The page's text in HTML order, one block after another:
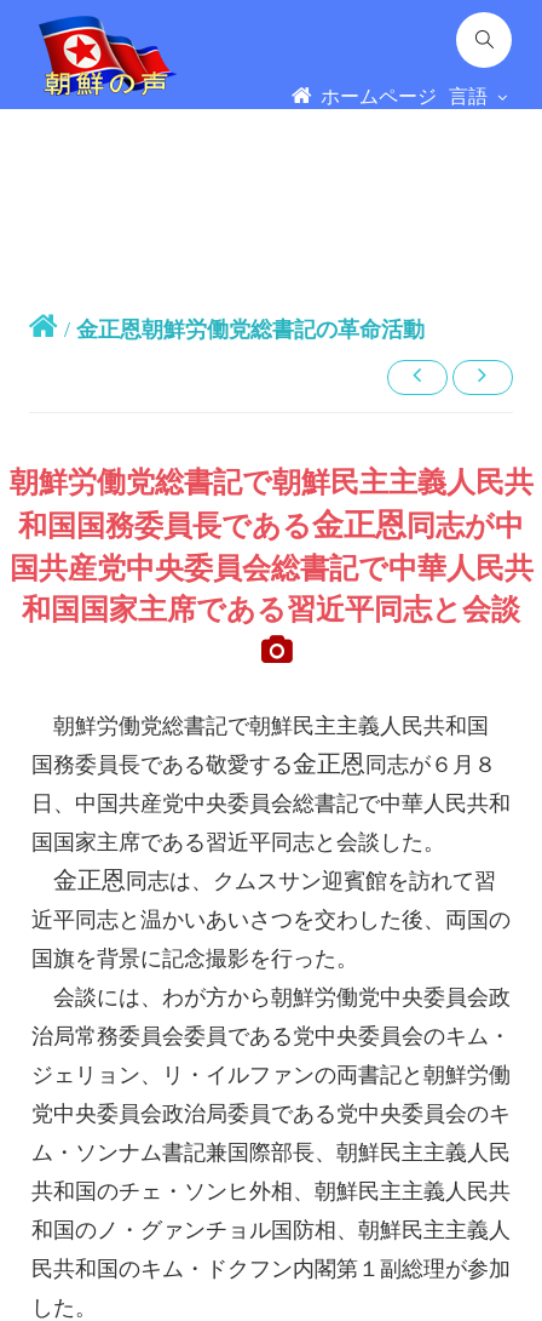
ホームページ 言語
/金正恩朝鮮労働党総書記の革命活動
朝鮮労働党総書記で朝鮮民主主義人民共
和国 国務委員長である金正恩同志が中
国共産党中央委員会総書記で中華人民共
和国国家主席である習近平同志と会談
朝鮮労働党総書記で朝鮮民主主義人民共和国
国務委員長である敬愛する金正恩 同志が６月８
日、中国共産党中央委員会総書記で中華人民共和
国国家主席である習近平同志と会談した。
金正恩 同志は、クムスサン迎賓館を訪れて習
近平同志と温かいあいさつを交わした後、両国の
国旗を背景に記念撮影を行った。
会談には、わが方から朝鮮労働党中央委員会政
治局常務委員会委員である党中央委員会のキム・
ジェリョン、リ・イルファンの両書記と朝鮮労働
党中央委員会政治局委員である党中央委員会のキ
ム・ソンナム書記兼国際部長、朝鮮民主主義人民
共和国のチェ・ソンヒ外相、朝鮮民主主義人民共
和国のノ・グァンチョル国防相、朝鮮民主主義人
民共和国のキム・ドクフン内閣第１副総理が参加
した。